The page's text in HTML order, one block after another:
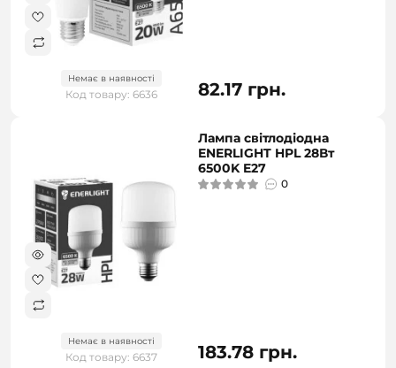
Немає в наявності
Код товару: 6636 82.17 грн.
Немає в наявності
Код товару: 6637
Лампа світлодіодна
ENERLIGHT HPL 28Вт
6500K E27
0
183.78 грн.